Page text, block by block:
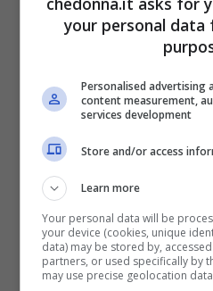
passaggi, dunque, chi
può cimentarsi senza
Maschere per
la tua con i
ingredienti
Prendersi cura della
fondamentale e ci
concederci qualche
your personal
Personalised advertising
content measurement,
services development
Store and/or access
Learn more
Your personal data will be
your device (cookies, unique
data) may be stored by,
partners, or used specifically by
may use precise geolocation